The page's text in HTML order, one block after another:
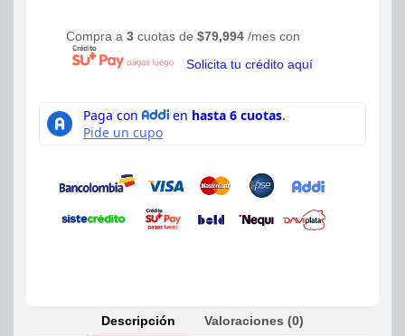
Compra a 3 cuotas de $79,994 /mes con
Solicita tu crédito aquí
Descripción Valoraciones (0)